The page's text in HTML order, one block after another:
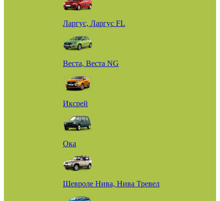
Ларгус, Ларгус FL
Веста, Веста NG
Иксрей
Ока
Шевроле Нива, Нива Тревел